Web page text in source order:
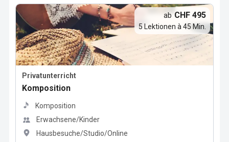
Privatunterricht
Komposition
Komposition
Erwachsene/Kinder
Hausbesuche/Studio/Online
ab CHF 495
5 Lektionen à 45 Min.